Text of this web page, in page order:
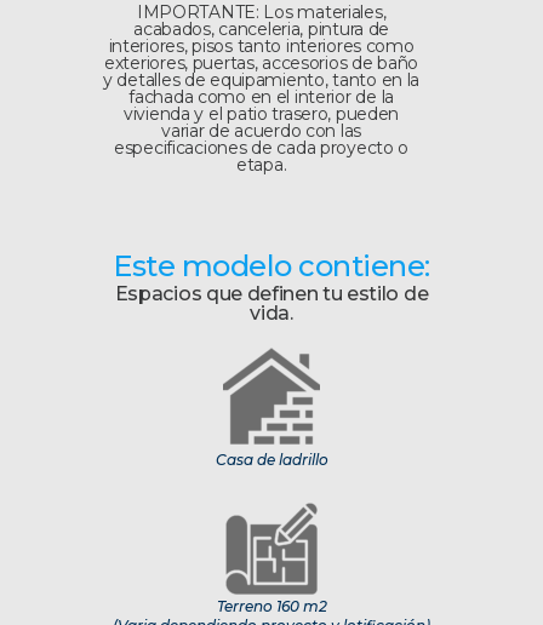
IMPORTANTE: Los materiales,
acabados, canceleria, pintura de
interiores, pisos tanto interiores como
exteriores, puertas, accesorios de baño
y detalles de equipamiento, tanto en la
fachada como en el interior de la
vivienda y el patio trasero, pueden
variar de acuerdo con las
especificaciones de cada proyecto o
etapa.
Este modelo contiene:
Espacios que definen tu estilo de
vida.
Casa de ladrillo
Terreno 160 m2